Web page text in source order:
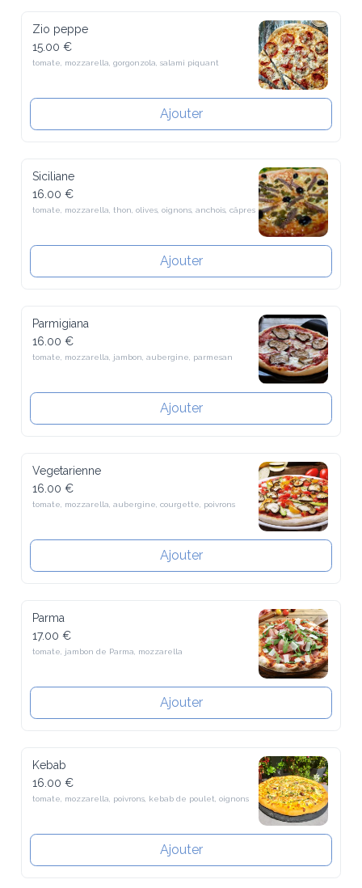
Zio peppe
15.00 €
tomate, mozzarella, gorgonzola, salami piquant
Ajouter
Siciliane
16.00 €
Ajouter
Parmigiana
16.00 €
Ajouter
Vegetarienne
16.00 €
Ajouter
Parma
17.00 €
tomate, jambon de Parma, mozzarella
Ajouter
Kebab
16.00 €
Ajouter